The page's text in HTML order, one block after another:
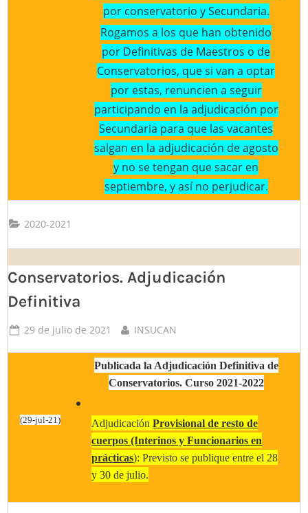
por conservatorio y Secundaria.
Rogamos a los que han obtenido
por Definitivas de Maestros o de
Conservatorios, que si van a optar
por estas, renuncien a seguir
participando en la adjudicación por
Secundaria para que las vacantes
salgan en la adjudicación de agosto
y no se tengan que sacar en
septiembre, y así no perjudicar.
2020-2021
Conservatorios. Adjudicación
Definitiva
Posted
29 de julio de 2021 By
INSUCAN
(29-jul-21)
Publicada la Adjudicación Definitiva de
Conservatorios. Curso 2021-2022
AdjudicaciónProvisional de resto de
cuerpos (Interinos y Funcionarios en
prácticas): Previsto se publique entre el 28
y 30 de julio.